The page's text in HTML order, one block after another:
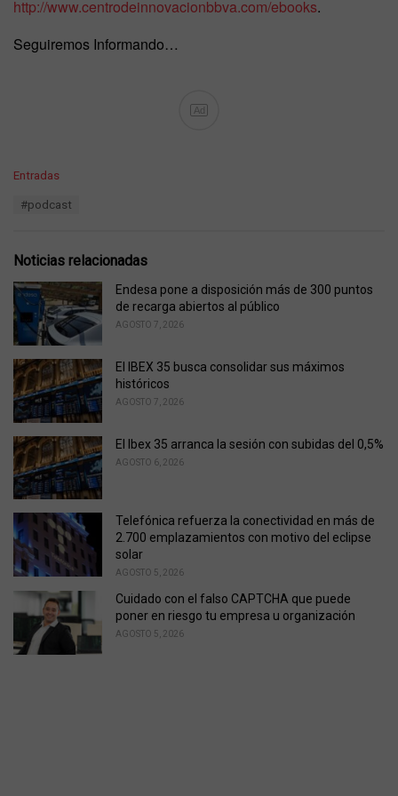
http://www.centrodeinnovacionbbva.com/ebooks.
Seguiremos Informando…
Ad
C
o
r
i
e
s
Entradas
:
#podcast
Noticias relacionadas
Endesa pone a disposición más de 300 puntos
de recarga abiertos al público
AGOSTO 7, 2026
El IBEX 35 busca consolidar sus máximos
históricos
AGOSTO 7, 2026
El Ibex 35 arranca la sesión con subidas del 0,5%
AGOSTO 6, 2026
Telefónica refuerza la conectividad en más de
2.700 emplazamientos con motivo del eclipse
solar
AGOSTO 5, 2026
Cuidado con el falso CAPTCHA que puede
poner en riesgo tu empresa u organización
AGOSTO 5, 2026